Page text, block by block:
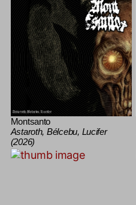
Montsanto
Astaroth, Bélcebu, Lucifer
(2026)